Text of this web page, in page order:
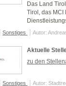
Das Land
Tirol, das MCI
Sonstiges Autor:
Aktuelle
zu den
Sonstiges Autor: